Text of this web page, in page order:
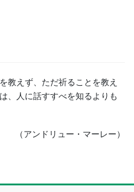
教えず、ただ祈ることを教え
、人に話すすべを知るよりも
（アンドリュー・マーレー）